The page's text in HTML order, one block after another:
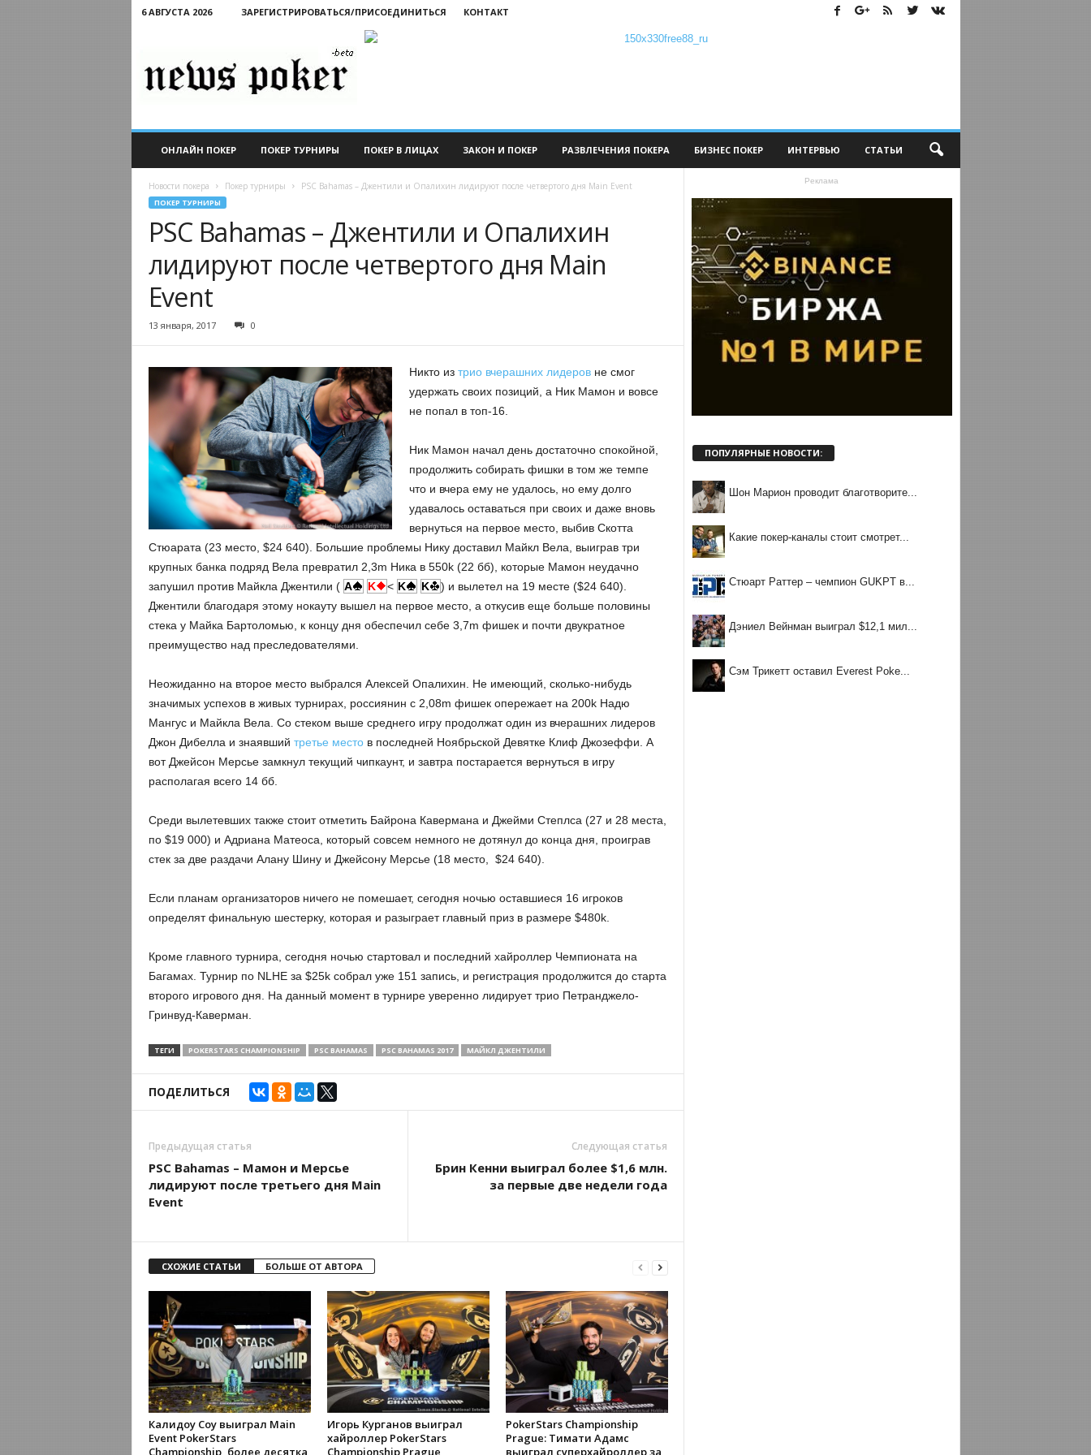
6 АВГУСТА 2026 ЗАРЕГИСТРИРОВАТЬСЯ/ПРИСОЕДИНИТЬСЯ КОНТАКТ
ОНЛАЙН ПОКЕР ПОКЕР ТУРНИРЫ ПОКЕР В ЛИЦАХ ЗАКОН И ПОКЕР РАЗВЛЕЧЕНИЯ ПОКЕРА БИЗНЕС ПОКЕР ИНТЕРВЬЮ СТАТЬИ
Новости покера Покер турниры PSC Bahamas – Джентили и Опалихин лидируют после четвертого дня Main Event
ПОКЕР ТУРНИРЫ
PSC Bahamas – Джентили и Опалихин
лидируют после четвертого дня Main
Event
13 января, 2017 0
Никто из трио вчерашних лидеровне смог
удержать своих позиций, а Ник Мамон и вовсе
не попал в топ-16.
Ник Мамон начал день достаточно спокойной,
продолжить собирать фишки в том же темпе
что и вчера ему не удалось, но ему долго
удавалось оставаться при своих и даже вновь
вернуться на первое место, выбив Скотта
Стюарата (23 место, $24 640). Большие проблемы Нику доставил Майкл Вела, выиграв три
крупных банка подряд Вела превратил 2,3m Ника в 550k (22 бб), которые Мамон неудачно
запушил против Майкла Джентили ( A K < K K
) и вылетел на 19 месте ($24 640).
Джентили благодаря этому нокауту вышел на первое место, а откусив еще больше половины
стека у Майка Бартоломью, к концу дня обеспечил себе 3,7m фишек и почти двукратное
преимущество над преследователями.
Неожиданно на второе место выбрался Алексей Опалихин. Не имеющий, сколько-нибудь
значимых успехов в живых турнирах, россиянин с 2,08m фишек опережает на 200k Надю
Мангус и Майкла Вела. Со стеком выше среднего игру продолжат один из вчерашних лидеров
Джон Дибелла и знаявший третье местов последней Ноябрьской Девятке Клиф Джозеффи. А
вот Джейсон Мерсье замкнул текущий чипкаунт, и завтра постарается вернуться в игру
располагая всего 14 бб.
Среди вылетевших также стоит отметить Байрона Кавермана и Джейми Степлса (27 и 28 места,
по $19 000) и Адриана Матеоса, который совсем немного не дотянул до конца дня, проиграв
стек за две раздачи Алану Шину и Джейсону Мерсье (18 место, $24 640).
Если планам организаторов ничего не помешает, сегодня ночью оставшиеся 16 игроков
определят финальную шестерку, которая и разыграет главный приз в размере $480k.
Кроме главного турнира, сегодня ночью стартовал и последний хайроллер Чемпионата на
Багамах. Турнир по NLHE за $25k собрал уже 151 запись, и регистрация продолжится до старта
второго игрового дня. На данный момент в турнире уверенно лидирует трио Петранджело-
Гринвуд-Каверман.
ТЕГИ POKERSTARS CHAMPIONSHIP PSC BAHAMAS PSC BAHAMAS 2017 МАЙКЛ ДЖЕНТИЛИ
ПОДЕЛИТЬСЯ
Предыдущая статья
PSC Bahamas – Мамон и Мерсье
лидируют после третьего дня Main
Event
Следующая статья
Брин Кенни выиграл более $1,6 млн.
за первые две недели года
СХОЖИЕ СТАТЬИ БОЛЬШЕ ОТ АВТОРА
Калидоу Соу выиграл Main
Event PokerStars
Championship, более десятка
Игорь Курганов выиграл
хайроллер PokerStars
Championship Prague,
PokerStars Championship
Prague: Тимати Адамс
выиграл суперхайроллер за
Реклама
ПОПУЛЯРНЫЕ НОВОСТИ:
Шон Марион проводит благотворите...
Какие покер-каналы стоит смотрет...
Стюарт Раттер – чемпион GUKPT в...
Дэниел Вейнман выиграл $12,1 мил...
Сэм Трикетт оставил Everest Poke...